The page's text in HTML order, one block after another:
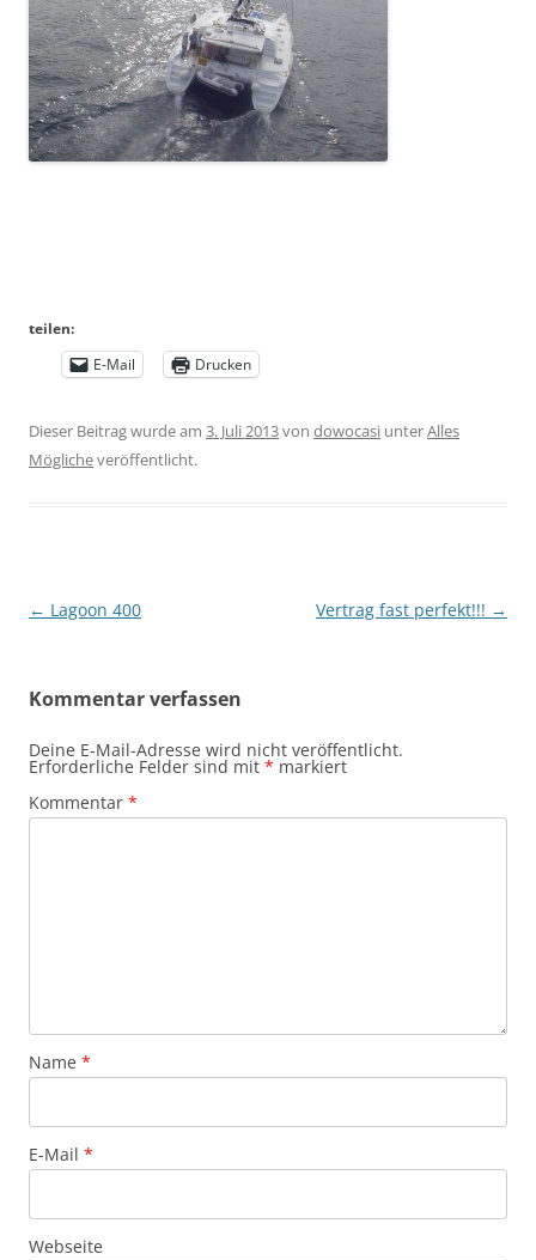
teilen:
E-Mail
Drucken
Dieser Beitrag wurde am 3. Juli 2013von dowocasi unterAlles
Möglicheveröffentlicht.
Beitragsnavigation
← Lagoon 400 Vertrag fast perfekt!!! →
Kommentar verfassen
Deine E-Mail-Adresse wird nicht veröffentlicht.
Erforderliche Felder sind mit * markiert
Kommentar *
Name *
E-Mail *
Webseite